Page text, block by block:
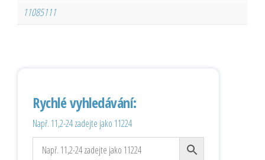
11085111
Rychlé vyhledávání:
Např. 11,2-24 zadejte jako 11224